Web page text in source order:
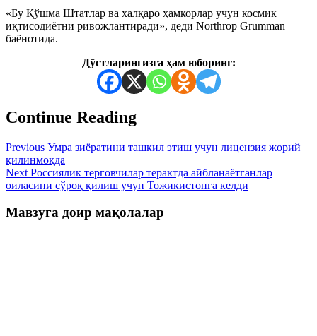
«Бу Қўшма Штатлар ва халқаро ҳамкорлар учун космик
иқтисодиётни ривожлантиради», деди Northrop Grumman
баёнотида.
Дўстларингизга ҳам юборинг:
Continue Reading
Previous Умра зиёратини ташкил этиш учун лицензия жорий
қилинмоқда
Next Россиялик терговчилар терактда айбланаётганлар
оиласини сўроқ қилиш учун Тожикистонга келди
Мавзуга доир мақолалар